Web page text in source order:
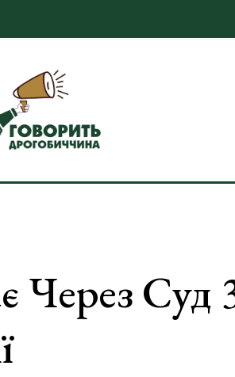
Через